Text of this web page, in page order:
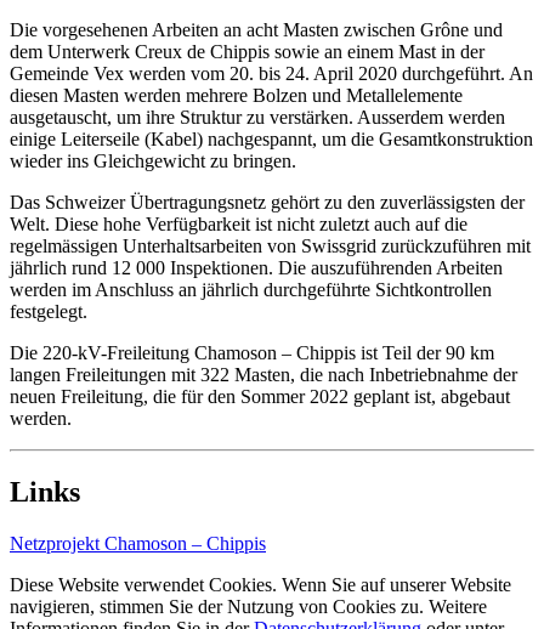
Die vorgesehenen Arbeiten an acht Masten zwischen Grône und
dem Unterwerk Creux de Chippis sowie an einem Mast in der
Gemeinde Vex werden vom 20. bis 24. April 2020 durchgeführt. An
diesen Masten werden mehrere Bolzen und Metallelemente
ausgetauscht, um ihre Struktur zu verstärken. Ausserdem werden
einige Leiterseile (Kabel) nachgespannt, um die Gesamtkonstruktion
wieder ins Gleichgewicht zu bringen.
Das Schweizer Übertragungsnetz gehört zu den zuverlässigsten der
Welt. Diese hohe Verfügbarkeit ist nicht zuletzt auch auf die
regelmässigen Unterhaltsarbeiten von Swissgrid zurückzuführen mit
jährlich rund 12 000 Inspektionen. Die auszuführenden Arbeiten
werden im Anschluss an jährlich durchgeführte Sichtkontrollen
festgelegt.
Die 220-kV-Freileitung Chamoson – Chippis ist Teil der 90 km
langen Freileitungen mit 322 Masten, die nach Inbetriebnahme der
neuen Freileitung, die für den Sommer 2022 geplant ist, abgebaut
werden.
Links
Netzprojekt Chamoson – Chippis
Diese Website verwendet Cookies. Wenn Sie auf unserer Website
navigieren, stimmen Sie der Nutzung von Cookies zu. Weitere